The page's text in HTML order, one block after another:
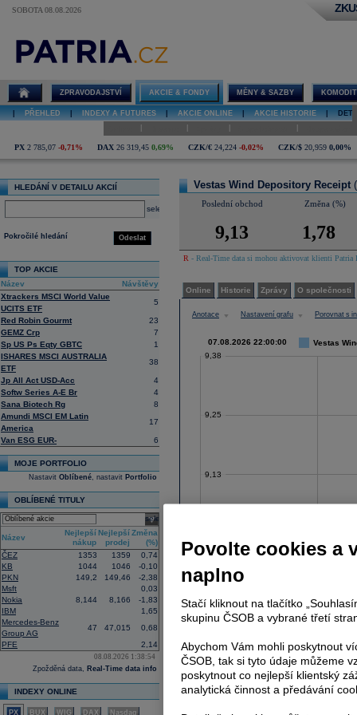
SOBOTA 08.08.2026
Vestas Wind
Depository
ZPRAVODAJSTVÍ AKCIE & FONDY MĚNY & SAZBY
PŘEHLED INDEXY A FUTURES AKCIE ONLINE AKCIE HISTORIE
PX 2 785,07 -0,71% DAX 26 319,45 0,69% CZK/€ 24,224 -0,02% CZK/$ 20,959 0,00%
HLEDÁNÍ V DETAILU AKCIÍ
select
Odeslat
Pokročilé hledání
TOP AKCIE
Název
Návštěvy
Xtrackers MSCI World Value
UCITS ETF
5
Red Robin Gourmt
23
GEMZ Crp
7
Sp US Ps Eqty GBTC
1
ISHARES MSCI AUSTRALIA
ETF
38
Jp All Act USD-Acc
4
Softw Series A-E Br
4
Sana Biotech Rg
8
Amundi MSCI EM Latin
America
17
Van ESG EUR- 6
MOJE PORTFOLIO
Nastavit Oblíbené, nastavit Portfolio
OBLÍBENÉ TITULY
select
Název
Nejlepší
nákup
Nejlepší
prodej
Změna
(%)
ČEZ
1353 1359
0,74
KB
1044 1046
-0,10
PKN
149,2 149,46
-2,38
Msft
0,03
Nokia
8,144 8,166
-1,83
IBM
1,65
Mercedes-Benz
Group AG
47 47,015
0,68
PFE
2,14
08.08.2026 1:38:54
Zpožděná data, Real-Time data info
INDEXY ONLINE
PX BUX WIG DAX Nasdaq
Vestas Wind Depository Receipt
Poslední obchod Změna (%)
9,13 1,78
R - Real-Time data si mohou aktivovat klienti
Online Historie Zprávy O společnosti
Anotace Nastavení grafu Porovnat s
8,75
9,13
9,25
9,38
07.08.2026 22:00:00 Vestas
Povolte cookies a
naplno
Stačí kliknout na tlačítko
skupinu ČSOB a vybrané třetí
Abychom Vám mohli poskytnout
ČSOB, tak si tyto údaje můžeme
poskytnout co nejlepší klientský
analytická činnost a předávání